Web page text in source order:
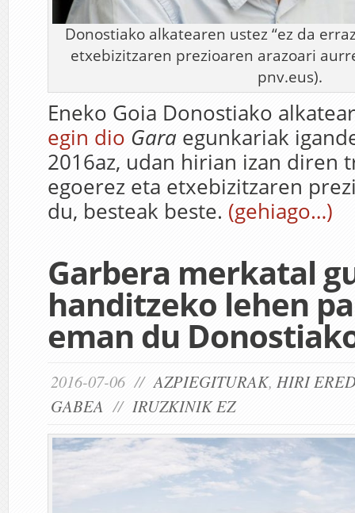
Donostiako alkatearen ustez “ez da
etxebizitzaren prezioaren arazoari
pnv.eus).
Eneko Goia Donostiako
egin dio Gara egunkariak
2016az, udan hirian izan diren
egoerez eta etxebizitzaren
du, besteak beste. (gehiago…)
Garbera merkatal
handitzeko lehen
eman du
2016-07-06 //AZPIEGITURAK, HIRI
GABEA // IRUZKINIK EZ